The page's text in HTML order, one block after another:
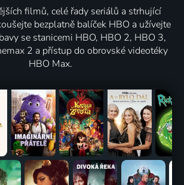
filmů, celé řady seriálů a strhující
bezplatně balíček HBO a užívejte
se stanicemi HBO, HBO 2, HBO 3,
2 a přístup do obrovské videotéky
HBO Max.